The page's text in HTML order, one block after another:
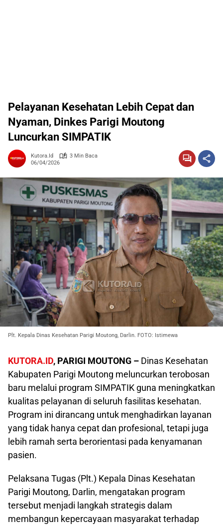
Pelayanan Kesehatan Lebih Cepat dan
Nyaman, Dinkes Parigi Moutong
Luncurkan SIMPATIK
Kutora.id
3 Min Baca
06/04/2026
Plt. Kepala Dinas Kesehatan Parigi Moutong, Darlin. FOTO: Istimewa
KUTORA.ID, PARIGI MOUTONG – Dinas Kesehatan
Kabupaten Parigi Moutong meluncurkan terobosan
baru melalui program SIMPATIK guna meningkatkan
kualitas pelayanan di seluruh fasilitas kesehatan.
Program ini dirancang untuk menghadirkan layanan
yang tidak hanya cepat dan profesional, tetapi juga
lebih ramah serta berorientasi pada kenyamanan
pasien.
Pelaksana Tugas (Plt.) Kepala Dinas Kesehatan
Parigi Moutong, Darlin, mengatakan program
tersebut menjadi langkah strategis dalam
membangun kepercayaan masyarakat terhadap